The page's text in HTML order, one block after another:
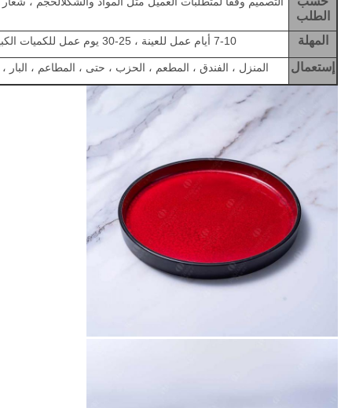
الطلب
المهلة 7-10 أيام عمل للعينة ، 25-30 يوم عمل للكميات الكبيرة
إستعمال المنزل ، الفندق ، المطعم ، الحزب ، حتى ، المطاعم ، البار